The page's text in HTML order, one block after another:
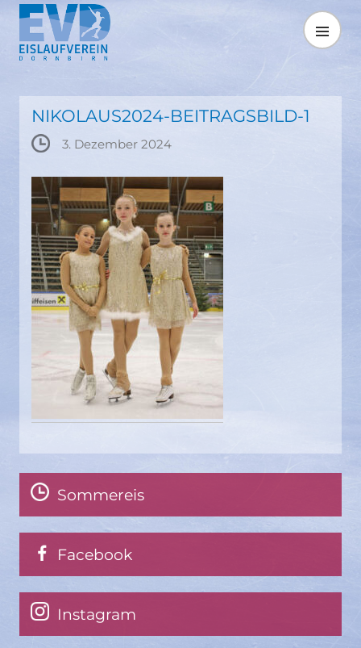
Springe
zum
Inhalt
MENÜ
NIKOLAUS2024-BEITRAGSBILD-1
3. Dezember 2024
Sommereis
Facebook
Instagram